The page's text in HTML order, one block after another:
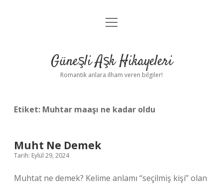
Anasayfa
Yasal Uyarı
menüyü
Güneşli Aşk Hikayeleri
Romantik anlara ilham veren bilgiler!
Etiket: Muhtar maaşı ne kadar oldu
Muht Ne Demek
Tarih: Eylül 29, 2024
Muhtat ne demek? Kelime anlamı “seçilmiş kişi” olan